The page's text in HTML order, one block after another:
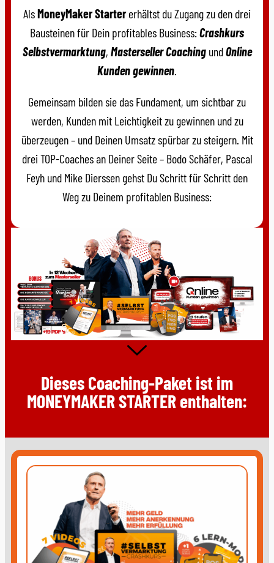
AlsMoneyMaker Startererhältst du Zugang zu den drei
Bausteinen für Dein profitables Business:Crashkurs
Selbstvermarktung, Masterseller CoachingundOnline
Kunden gewinnen
Gemeinsam bilden sie das Fundament, um sichtbar zu
werden, Kunden mit Leichtigkeit zu gewinnen und zu
überzeugen – und Deinen Umsatz spürbar zu steigern. Mit
drei TOP-Coaches an Deiner Seite – Bodo Schäfer, Pascal
Feyh und Mike Dierssen gehst Du Schritt für Schritt den
Weg zu Deinem profitablen Business:
Dieses Coaching-Paket ist im
MONEYMAKER STARTER enthalten: